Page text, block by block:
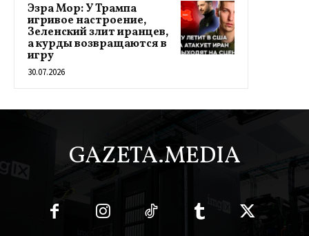
Эзра Мор: У Трампа
игривое настроение,
Зеленский злит иранцев,
а курды возвращаются в
игру
30.07.2026
GAZETA.MEDIA